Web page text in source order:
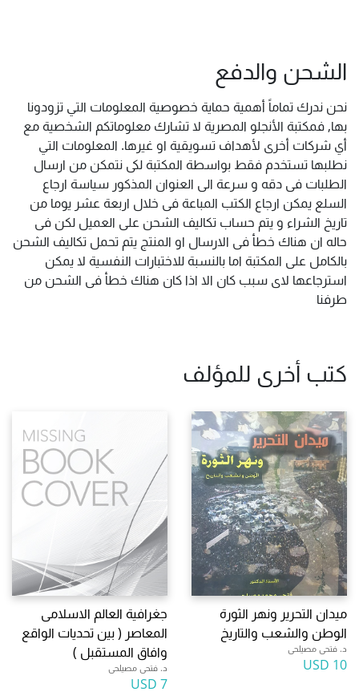
الشحن والدفع
نحن ندرك تماماً أهمية حماية خصوصية المعلومات التي تزودونا
بها, فمكتبة الأنجلو المصرية لا تشارك معلوماتكم الشخصية مع
أي شركات أخرى لأهداف تسويقية او غيرها. المعلومات التي
نطلبها تستخدم فقط بواسطة المكتبة لكى نتمكن من ارسال
الطلبات فى دقه و سرعة الى العنوان المذكور سياسة ارجاع
السلع يمكن ارجاع الكتب المباعة فى خلال اربعة عشر يوما من
تاريخ الشراء و يتم حساب تكاليف الشحن على العميل لكن فى
حاله ان هناك خطأ فى الارسال او المنتج يتم تحمل تكاليف الشحن
بالكامل على المكتبة اما بالنسبة للاختبارات النفسية لا يمكن
استرجاعها لاى سبب كان الا اذا كان هناك خطأ فى الشحن من
طرفنا
كتب أخرى للمؤلف
ميدان التحرير ونهر الثورة
الوطن والشعب والتاريخ
د. فتحى مصيلحى
10 USD
جغرافية العالم الاسلامى
المعاصر ( بين تحديات الواقع
وافاق المستقبل )
د. فتحى مصيلحى
7 USD